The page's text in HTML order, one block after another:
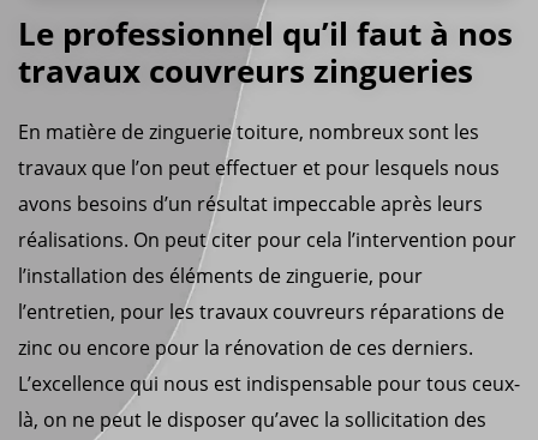
Le professionnel qu’il faut à nos
travaux couvreurs zingueries
En matière de zinguerie toiture, nombreux sont les
travaux que l’on peut effectuer et pour lesquels nous
avons besoins d’un résultat impeccable après leurs
réalisations. On peut citer pour cela l’intervention pour
l’installation des éléments de zinguerie, pour
l’entretien, pour les travaux couvreurs réparations de
zinc ou encore pour la rénovation de ces derniers.
L’excellence qui nous est indispensable pour tous ceux-
là, on ne peut le disposer qu’avec la sollicitation des